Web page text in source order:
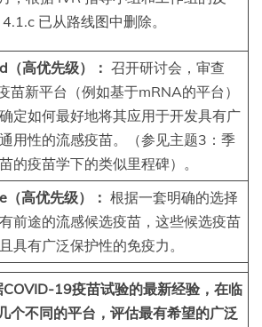
已从路线图中删除。
（高优先级）： 召开研讨会，审查
苗新平台（例如基于mRNA的平台）
定如何最好地将其应用于开发具有广
用性的流感疫苗。（参见主题3：季
的疫苗学下的类似里程碑）。
高优先级）： 根据一套明确的选择
前途的流感候选疫苗，这些候选疫苗
具有广泛保护性的免疫力。
19疫苗试验的最新经验，在临
个不同的平台，评估最有希望的广泛